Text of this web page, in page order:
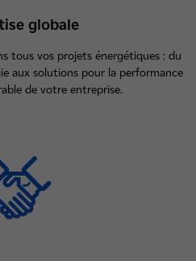
globale
tous vos projets énergétiques : du
aux solutions pour la performance
de votre entreprise.